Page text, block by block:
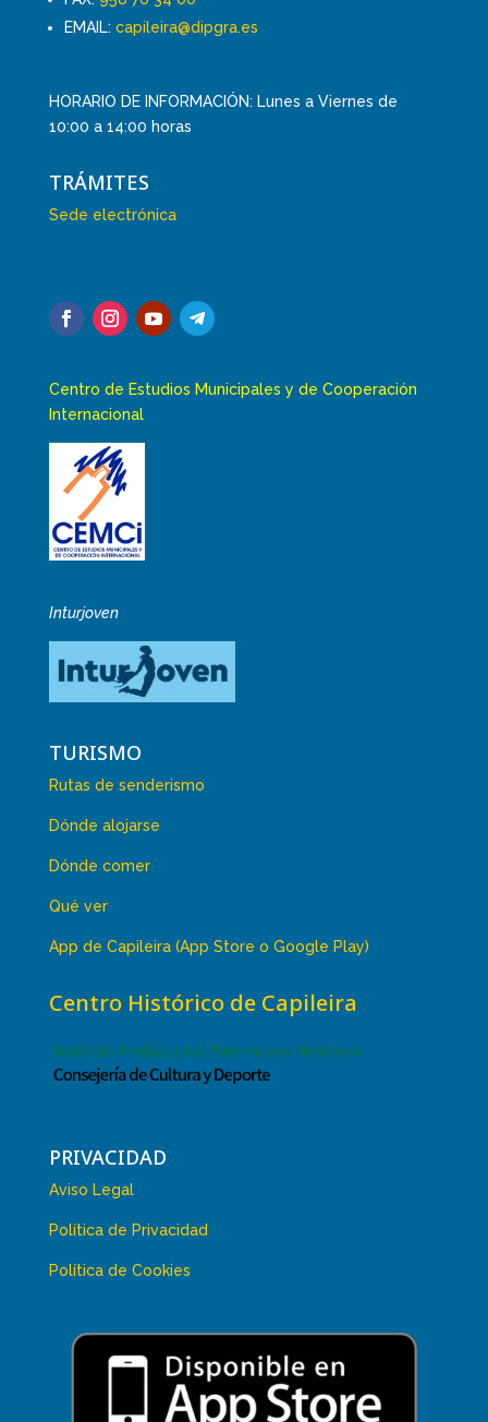
EMAIL: capileira@dipgra.es
HORARIO DE INFORMACIÓN: Lunes a Viernes de
10:00 a 14:00 horas
TRÁMITES
Sede electrónica
Centro de Estudios Municipales y de Cooperación
Internacional
Inturjoven
TURISMO
Rutas de senderismo
Dónde alojarse
Dónde comer
Qué ver
App de Capileira (App Store o Google Play)
Centro Histórico de Capileira
PRIVACIDAD
Aviso Legal
Política de Privacidad
Política de Cookies